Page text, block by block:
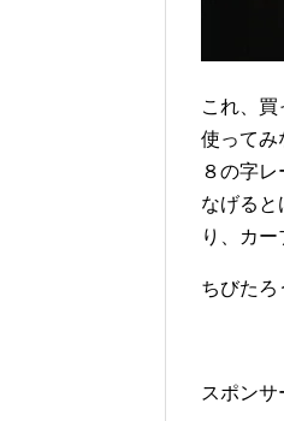
これ、買
使ってみ
８の字
なげると
り、カ
ちびたろ
スポンサ